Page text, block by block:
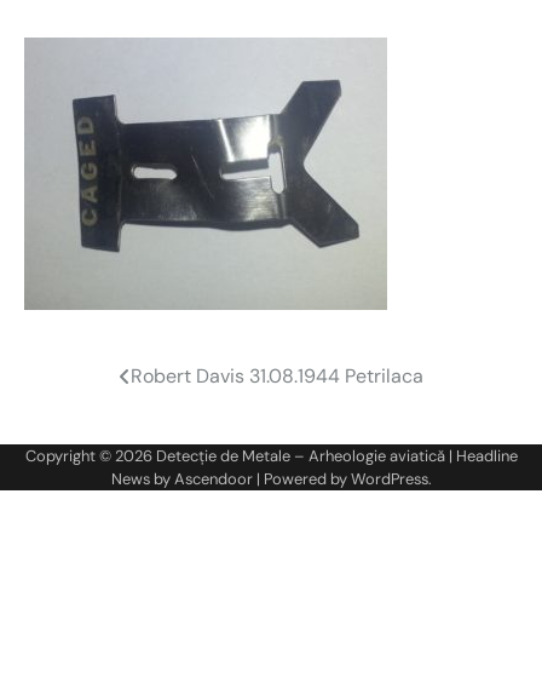
Navigare
articole
Robert Davis 31.08.1944 Petrilaca
Copyright © 2026 Detecție de Metale – Arheologie aviatică| Headline
News byAscendoor| Powered byWordPress.